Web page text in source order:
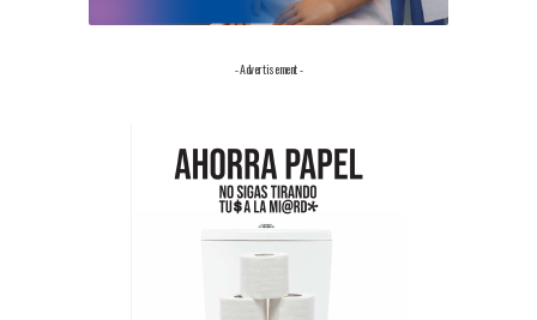
- Advertisement -